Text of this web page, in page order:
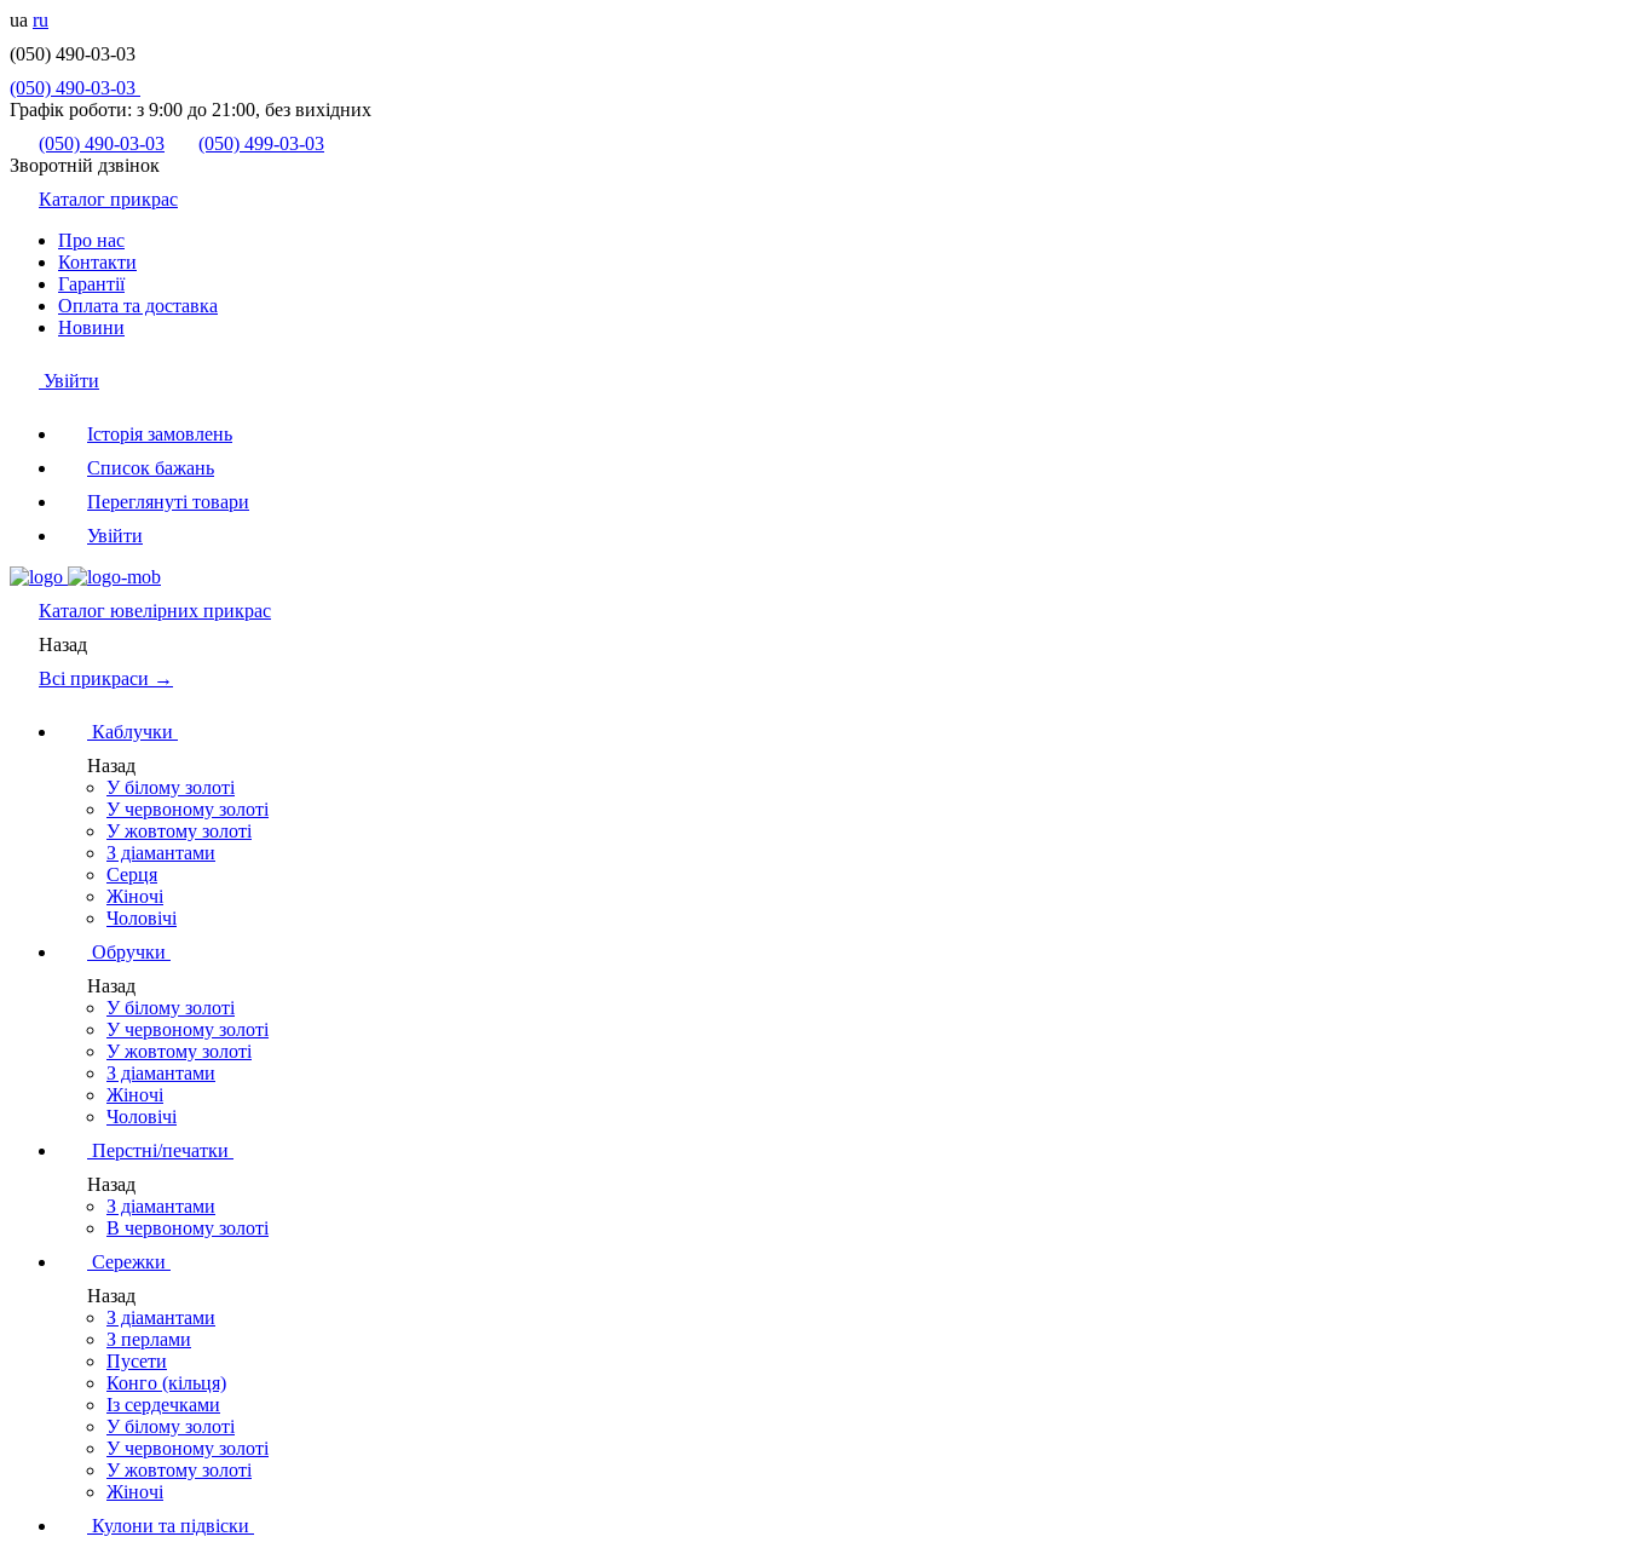
ua ru
(050) 490-03-03
(050) 490-03-03
Графік роботи: з 9:00 до 21:00, без вихідних
(050) 490-03-03
(050) 499-03-03
Зворотній дзвінок
Каталог прикрас
Про нас
Контакти
Гарантії
Оплата та доставка
Новини
Увійти
Історія замовлень
Список бажань
Переглянуті товари
Увійти
Каталог ювелірних прикрас
Назад
Всі прикраси →
Каблучки
Назад
У білому золоті
У червоному золоті
У жовтому золоті
З діамантами
Серця
Жіночі
Чоловічі
Обручки
Назад
У білому золоті
У червоному золоті
У жовтому золоті
З діамантами
Жіночі
Чоловічі
Перстні/печатки
Назад
З діамантами
В червоному золоті
Сережки
Назад
З діамантами
З перлами
Пусети
Конго (кільця)
Із сердечками
У білому золоті
У червоному золоті
У жовтому золоті
Жіночі
Кулони та підвіски